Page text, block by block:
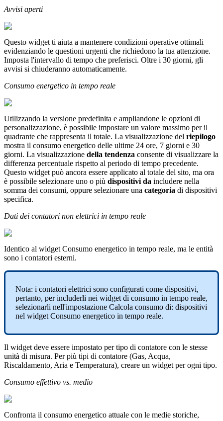
Avvisi aperti
Questo widget ti aiuta a mantenere condizioni operative ottimali
evidenziando le questioni urgenti che richiedono la tua attenzione.
Imposta l'intervallo di tempo che preferisci. Oltre i 30 giorni, gli
avvisi si chiuderanno automaticamente.
Consumo energetico in tempo reale
Utilizzando la versione predefinita e ampliandone le opzioni di
personalizzazione, è possibile impostare un valore massimo per il
quadrante che rappresenta il totale. La visualizzazione del riepilogo
mostra il consumo energetico delle ultime 24 ore, 7 giorni e 30
giorni. La visualizzazione della tendenza consente di visualizzare la
differenza percentuale rispetto al periodo di tempo precedente.
Questo widget può ancora essere applicato al totale del sito, ma ora
è possibile selezionare uno o più dispositivi da includere nella
somma dei consumi, oppure selezionare una categoria di dispositivi
specifica.
Dati dei contatori non elettrici in tempo reale
Identico al widget Consumo energetico in tempo reale, ma le entità
sono i contatori esterni.
Nota: i contatori elettrici sono configurati come dispositivi,
pertanto, per includerli nei widget di consumo in tempo reale,
selezionarli nell'impostazione Calcola consumo di: dispositivi
nel widget Consumo energetico in tempo reale.
Il widget deve essere impostato per tipo di contatore con le stesse
unità di misura. Per più tipi di contatore (Gas, Acqua,
Riscaldamento, Aria e Temperatura), creare un widget per ogni tipo.
Consumo effettivo vs. medio
Confronta il consumo energetico attuale con le medie storiche,